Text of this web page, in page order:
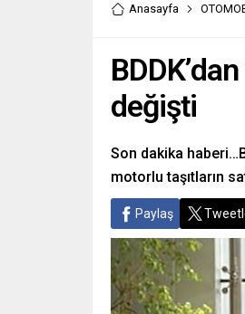
Anasayfa
değişti
Son dakika
motorlu taşıtların
Paylaş